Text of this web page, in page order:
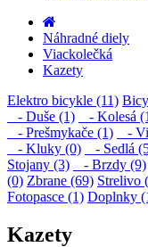
Náhradné diely
Viackolečká
Kazety
Elektro bicykle (11)
- Duše (1)
- Kolesá
- Prešmykače (1)
-
- Kluky (0)
- Sedlá
Stojany (3)
- Brzdy (9)
(0) Zbrane (69) Strelivo
Fotopasce (1) Doplnky
Kazety